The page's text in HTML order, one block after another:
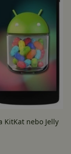
KitKat nebo Jelly